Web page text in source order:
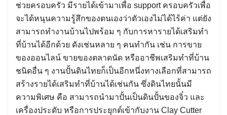
ช่วยครอบครัว มีรายได้เข้ามาเพื่อ support ครอบครัวเพื่อ
จะได้หนุนความรู้สึกของตนเองว่าตัวเองไม่ได้ไร้ค่า แต่ยัง
สามารถทำงานบ้านไปพร้อม ๆ กับการหารายได้เสริมทำ
ที่บ้านได้อีกด้วย ดังเช่นหลาย ๆ คนทำกัน เช่น การขาย
ของออนไลน์ ขายของตลาดนัด หรืออาชีพเสริมทำที่บ้าน
ชนิดอื่น ๆ งานปั้นดินไทยก็เป็นอีกหนึ่งทางเลือกที่สามารถ
สร้างรายได้เสริมทำที่บ้านได้เช่นกัน ซึ่งดินไทยนั้นมี
ความพิเศษ คือ สามารถนำมาปั้นเป็นดินปั้นของจิ๋ว และ
เครื่องประดับ หรือการประยุกต์เข้ากับงาน Clay Cutter